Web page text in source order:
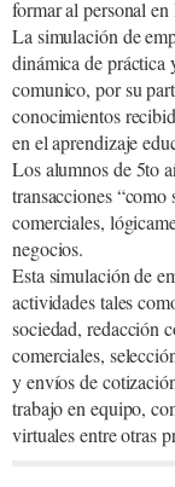
formar al personal
La simulación de
dinámica de práctica
comunico, por su
conocimientos
en el aprendizaje
Los alumnos de 5to
transacciones “como
comerciales,
negocios.
Esta simulación de
actividades tales
sociedad, redacción
comerciales,
y envíos de
trabajo en equipo,
virtuales entre otras